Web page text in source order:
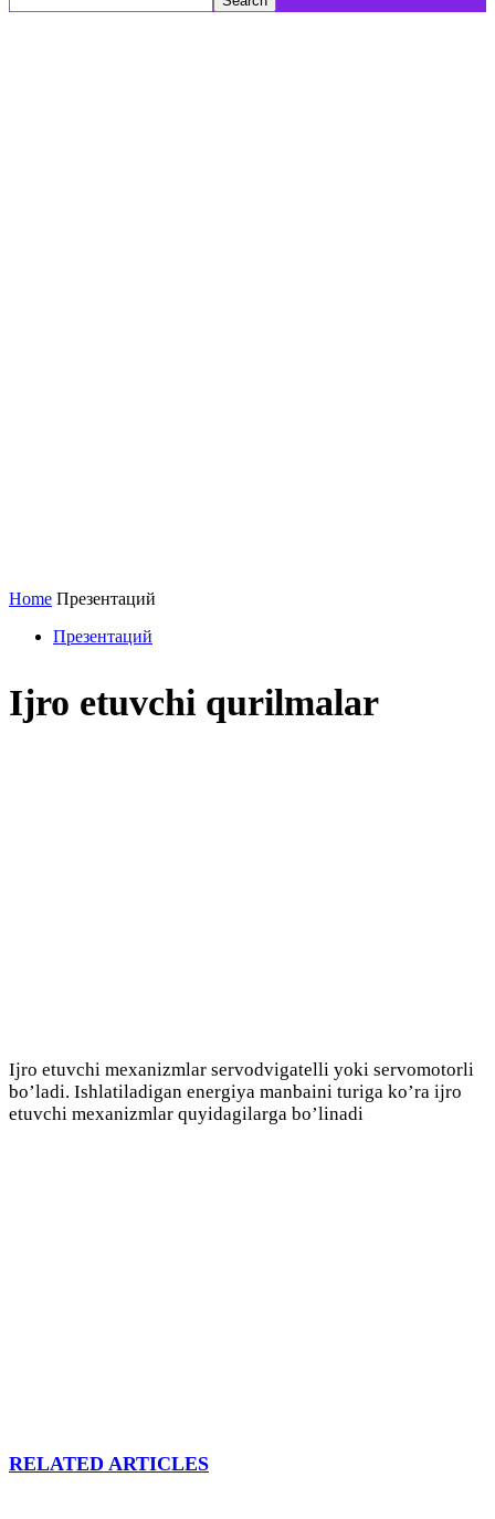
Home Презентаций
Презентаций
Ijro etuvchi qurilmalar
Ijro etuvchi mexanizmlar servodvigatelli yoki servomotorli
bo’ladi. Ishlatiladigan energiya manbaini turiga ko’ra ijro
etuvchi mexanizmlar quyidagilarga bo’linadi
RELATED ARTICLES